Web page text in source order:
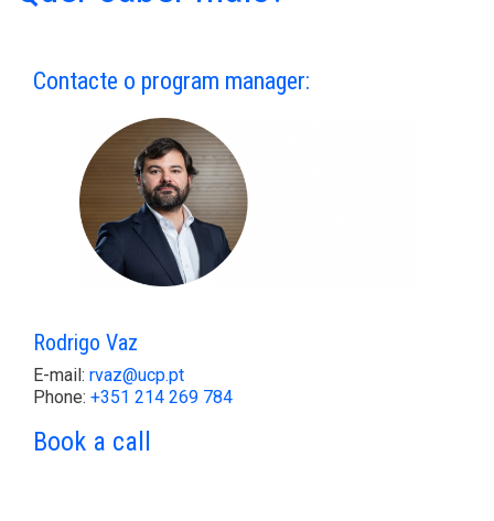
Contacte o program manager:
Rodrigo Vaz
E-mail: rvaz@ucp.pt
Phone: +351 214 269 784
Book a call